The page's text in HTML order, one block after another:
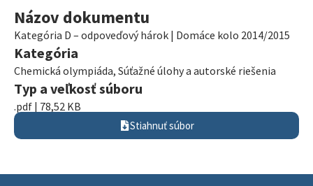
Názov dokumentu
Kategória D – odpoveďový hárok | Domáce kolo 2014/2015
Kategória
Chemická olympiáda, Súťažné úlohy a autorské riešenia
Typ a veľkosť súboru
.pdf | 78,52 KB
Stiahnuť súbor